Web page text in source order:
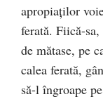
apropiaţilor
ferată. Fiică-
de mătase, pe
calea ferată,
să-l îngroape